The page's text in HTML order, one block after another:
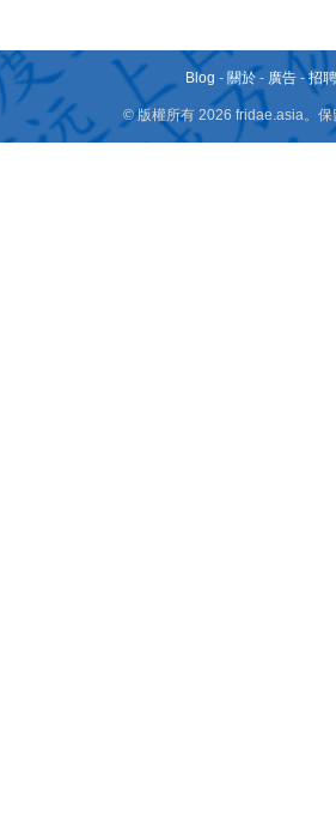
Blog - 關於 - 廣告 -招
© 版權所有 2026 fridae.asia。